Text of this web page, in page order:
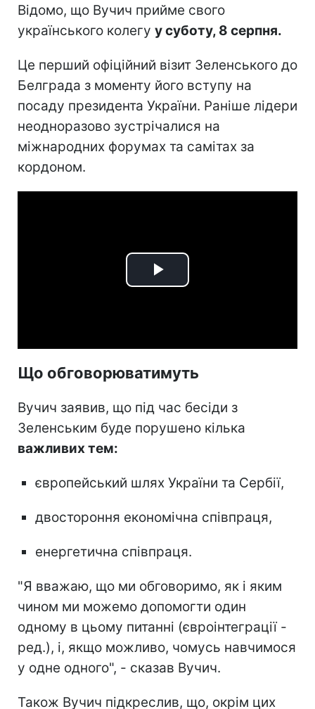
Відомо, що Вучич прийме свого
українського колегу у суботу, 8 серпня.
Це перший офіційний візит Зеленського до
Белграда з моменту його вступу на
посаду президента України. Раніше лідери
неодноразово зустрічалися на
міжнародних форумах та самітах за
кордоном.
Play
Що обговорюватимуть
Вучич заявив, що під час бесіди з
Зеленським буде порушено кілька
важливих тем:
європейський шлях України та Сербії,
двостороння економічна співпраця,
енергетична співпраця.
"Я вважаю, що ми обговоримо, як і яким
чином ми можемо допомогти один
одному в цьому питанні (євроінтеграції -
ред.), і, якщо можливо, чомусь навчимося
у одне одного", - сказав Вучич.
Також Вучич підкреслив, що, окрім цих